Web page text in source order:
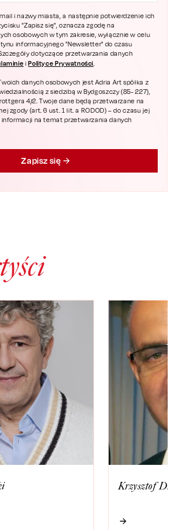
i nazwy miasta, a następnie potwierdzenie ich
"Zapisz się", oznacza zgodę na
osobowych w tym zakresie, wyłącznie w celu
informacyjnego "Newsletter" do czasu
dotyczące przetwarzania danych
iPolityce Prywatności
danych osobowych jest Adria Art spółka z
z siedzibą w Bydgoszczy (85- 227),
4/2. Twoje dane będą przetwarzane na
zgody (art. 6 ust. 1 lit. a RODOD) – do czasu jej
na temat przetwarzania danych
Zapisz się
Krzysztof